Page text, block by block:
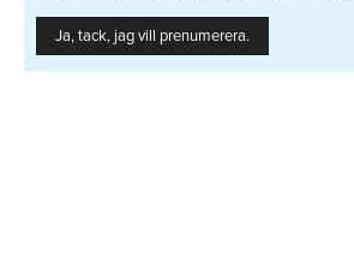
Ja, tack, jag vill prenumerera.